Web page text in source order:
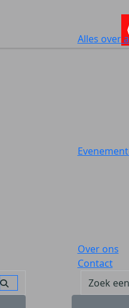
Alles over
Over ons
Contact